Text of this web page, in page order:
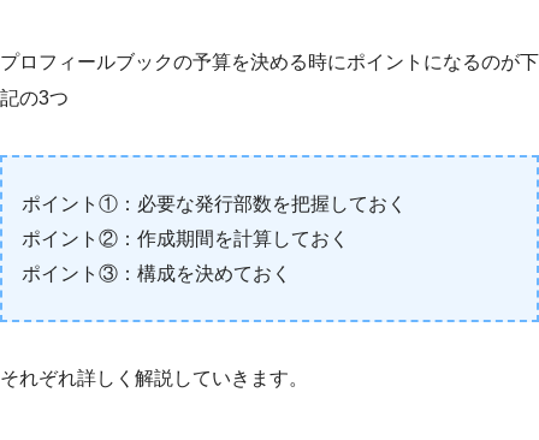
プロフィールブックの予算を決める時にポイントになるのが下
記の3つ
ポイント①：必要な発行部数を把握しておく
ポイント②：作成期間を計算しておく
ポイント③：構成を決めておく
それぞれ詳しく解説していきます。